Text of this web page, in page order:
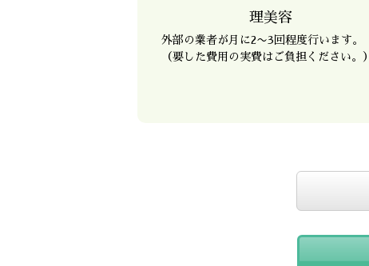
理美容
外部の業者が月に2〜3回程度行います。
（要した費用の実費はご負担ください。）